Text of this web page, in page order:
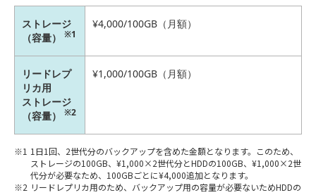
ストレージ
（容量）
※1
¥4,000/100GB（月額）
リードレプ
リカ用
ストレージ
（容量）
※2
¥1,000/100GB（月額）
1日1回、2世代分のバックアップを含めた金額となります。このため、
ストレージの100GB、¥1,000×2世代分とHDDの100GB、¥1,000×2世
代分が必要なため、100GBごとに¥4,000追加となります。
リードレプリカ用のため、バックアップ用の容量が必要ないためHDDの